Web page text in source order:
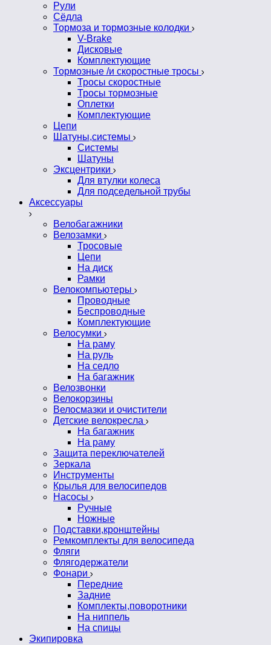
Рули
Сёдла
Тормоза и тормозные колодки
V-Brake
Дисковые
Комплектующие
Тормозные /и скоростные тросы
Тросы скоростные
Тросы тормозные
Оплетки
Комплектующие
Цепи
Шатуны,системы
Системы
Шатуны
Эксцентрики
Для втулки колеса
Для подседельной трубы
Аксессуары
Велобагажники
Велозамки
Тросовые
Цепи
На диск
Рамки
Велокомпьютеры
Проводные
Беспроводные
Комплектующие
Велосумки
На раму
На руль
На седло
На багажник
Велозвонки
Велокорзины
Велосмазки и очистители
Детские велокресла
На багажник
На раму
Защита переключателей
Зеркала
Инструменты
Крылья для велосипедов
Насосы
Ручные
Ножные
Подставки,кронштейны
Ремкомплекты для велосипеда
Фляги
Флягодержатели
Фонари
Передние
Задние
Комплекты,поворотники
На ниппель
На спицы
Экипировка